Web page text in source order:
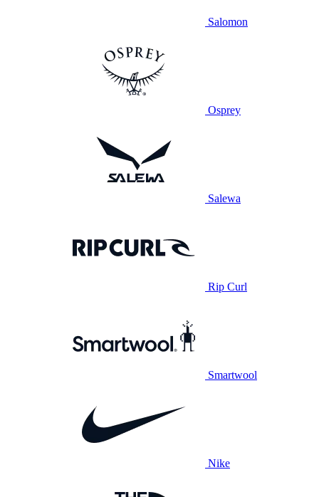
Salomon
Osprey
Salewa
Rip Curl
Smartwool
Nike